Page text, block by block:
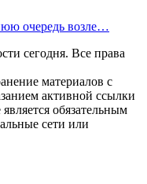
очередь возле…
сегодня. Все права
материалов с
активной ссылки
обязательным
сети или